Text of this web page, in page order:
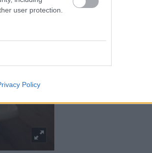
user protection.
Policy